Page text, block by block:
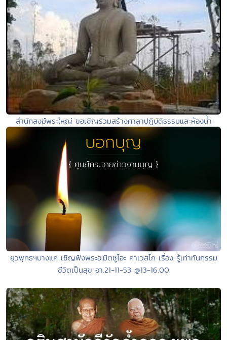
สำนักสงฆ์พระใหญ่ ขอเชิญร่วมสร้างศาลาปฏิบัติธรรมและห้องน้ำ
ยุวพุทธฯบางแค เชิญฟังพระอ.มิตซูโอะ คาเวสโก เรื่อง รู้เท่าทันกรรม
ชีวิตเป็นสุข อา.21-11-53 @13-16.00